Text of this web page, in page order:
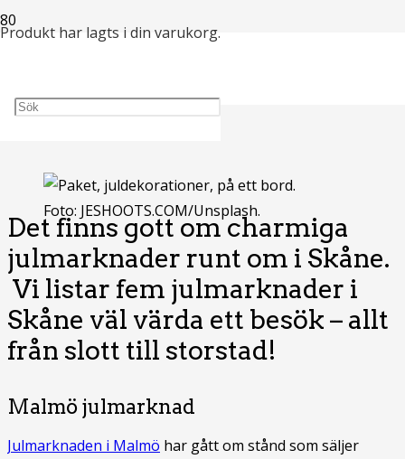
Produkt har lagts i din varukorg.
Skåne
Foto: JESHOOTS.COM/Unsplash.
Det finns gott om charmiga
julmarknader runt om i Skåne.
Vi listar fem julmarknader i
Skåne väl värda ett besök – allt
från slott till storstad!
Malmö julmarknad
Julmarknaden i Malmö har gått om stånd som säljer